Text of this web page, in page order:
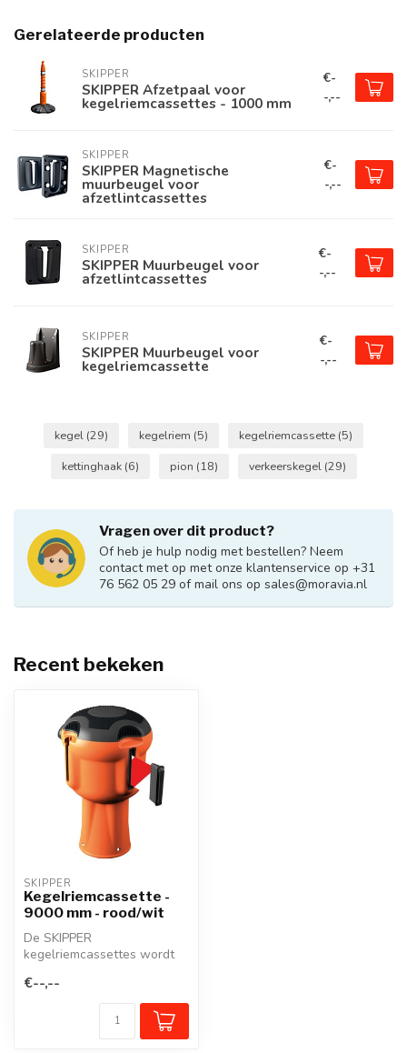
Gerelateerde producten
SKIPPER
SKIPPER Afzetpaal voor
kegelriemcassettes - 1000 mm
€-
-,--
SKIPPER
SKIPPER Magnetische
muurbeugel voor
afzetlintcassettes
€-
-,--
SKIPPER
SKIPPER Muurbeugel voor
afzetlintcassettes
€-
-,--
SKIPPER
SKIPPER Muurbeugel voor
kegelriemcassette
€-
-,--
kegel (29) kegelriem (5) kegelriemcassette (5)
kettinghaak (6) pion (18) verkeerskegel (29)
Vragen over dit product?
Of heb je hulp nodig met bestellen? Neem
contact met op met onze klantenservice op +31
76 562 05 29 of mail ons op sales@moravia.nl
Recent bekeken
SKIPPER
Kegelriemcassette -
9000 mm - rood/wit
De SKIPPER
kegelriemcassettes wordt
geplaatst en maken het ...
€--,--